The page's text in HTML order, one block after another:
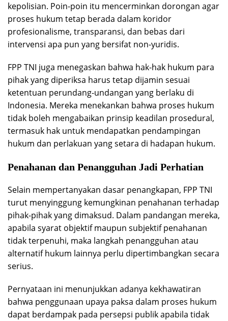
kepolisian. Poin-poin itu mencerminkan dorongan agar
proses hukum tetap berada dalam koridor
profesionalisme, transparansi, dan bebas dari
intervensi apa pun yang bersifat non-yuridis.
FPP TNI juga menegaskan bahwa hak-hak hukum para
pihak yang diperiksa harus tetap dijamin sesuai
ketentuan perundang-undangan yang berlaku di
Indonesia. Mereka menekankan bahwa proses hukum
tidak boleh mengabaikan prinsip keadilan prosedural,
termasuk hak untuk mendapatkan pendampingan
hukum dan perlakuan yang setara di hadapan hukum.
Penahanan dan Penangguhan Jadi Perhatian
Selain mempertanyakan dasar penangkapan, FPP TNI
turut menyinggung kemungkinan penahanan terhadap
pihak-pihak yang dimaksud. Dalam pandangan mereka,
apabila syarat objektif maupun subjektif penahanan
tidak terpenuhi, maka langkah penangguhan atau
alternatif hukum lainnya perlu dipertimbangkan secara
serius.
Pernyataan ini menunjukkan adanya kekhawatiran
bahwa penggunaan upaya paksa dalam proses hukum
dapat berdampak pada persepsi publik apabila tidak